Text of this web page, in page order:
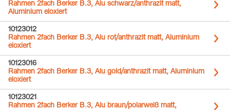
Rahmen 2fach Berker B.3, Alu schwarz/anthrazit matt,
Aluminium eloxiert
10123012
Rahmen 2fach Berker B.3, Alu rot/anthrazit matt, Aluminium
eloxiert
10123016
Rahmen 2fach Berker B.3, Alu gold/anthrazit matt, Aluminium
eloxiert
10123021
Rahmen 2fach Berker B.3, Alu braun/polarweiß matt,